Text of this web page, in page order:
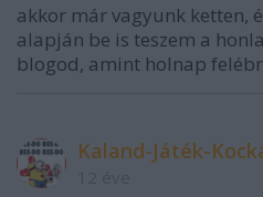
akkor már vagyunk ketten,
alapján be is teszem a
blogod, amint holnap
Kaland-Játék-